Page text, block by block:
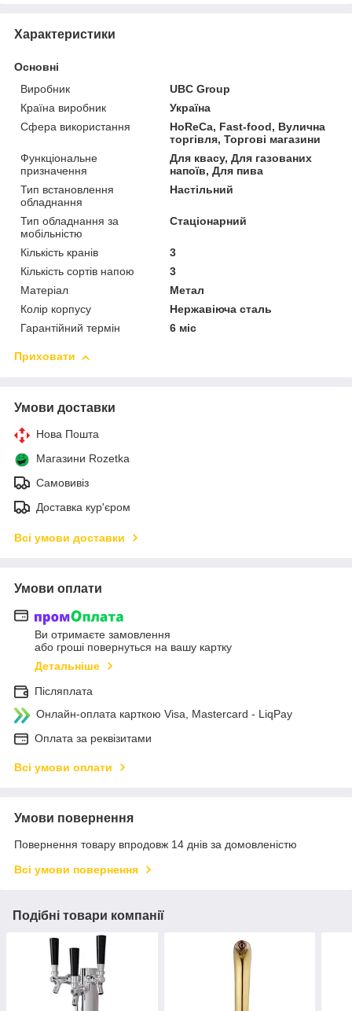
Характеристики
Основні
Виробник
UBC Group
Країна виробник
Україна
Сфера використання
HoReCa, Fast-food, Вулична
торгівля, Торгові магазини
Функціональне
призначення
Для квасу, Для газованих
напоїв, Для пива
Тип встановлення
обладнання
Настільний
Тип обладнання за
мобільністю
Стаціонарний
Кількість кранів
3
Кількість сортів напою
3
Матеріал
Метал
Колір корпусу
Нержавіюча сталь
Гарантійний термін
6 міс
Приховати
Умови доставки
Нова Пошта
Магазини Rozetka
Самовивіз
Доставка кур'єром
Всі умови доставки
Умови оплати
Ви отримаєте замовлення
або гроші повернуться на вашу картку
Детальніше
Післяплата
Онлайн-оплата карткою Visa, Mastercard - LiqPay
Оплата за реквізитами
Всі умови оплати
Умови повернення
Повернення товару впродовж 14 днів за домовленістю
Всі умови повернення
Подібні товари компанії